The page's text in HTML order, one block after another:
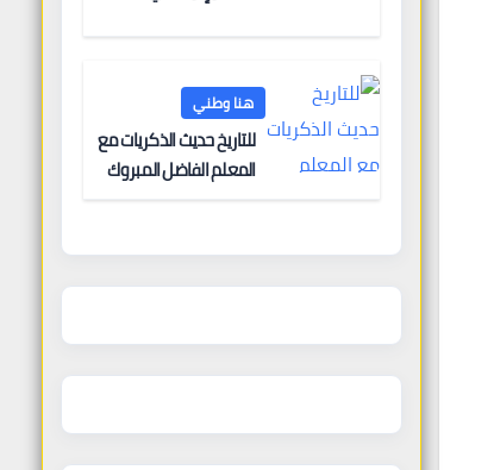
هنا وطني
للتاريخ حديث الذكريات مع
المعلم الفاضل المبروك